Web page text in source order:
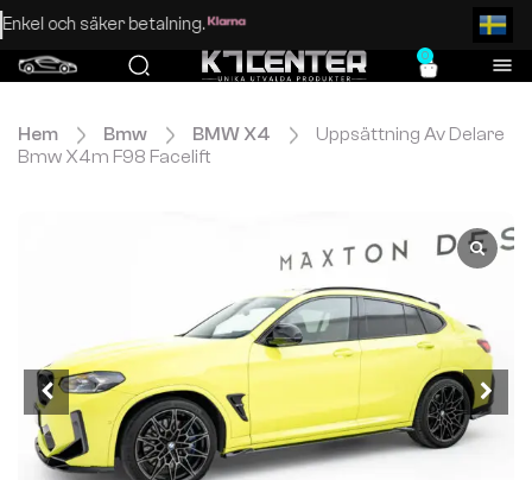
Enkel och säker betalning.
0
Hem Bmw BMW X4
Uppsättning Av Delare
Bmw X4m F98 Facelift